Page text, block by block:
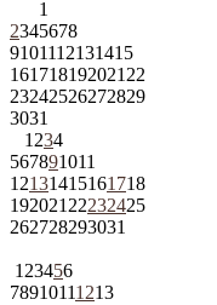
1
2345678
9101112131415
161718192021 22
23242526272829
3031
1 234
567891011
12131415161718
192021 22232425
262728293031
1 23456
78910111213